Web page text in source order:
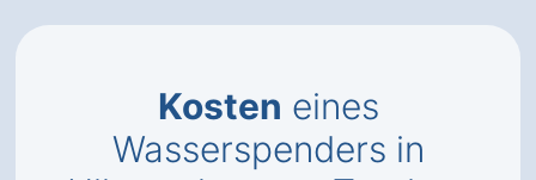
Kosten eines
Wasserspenders in